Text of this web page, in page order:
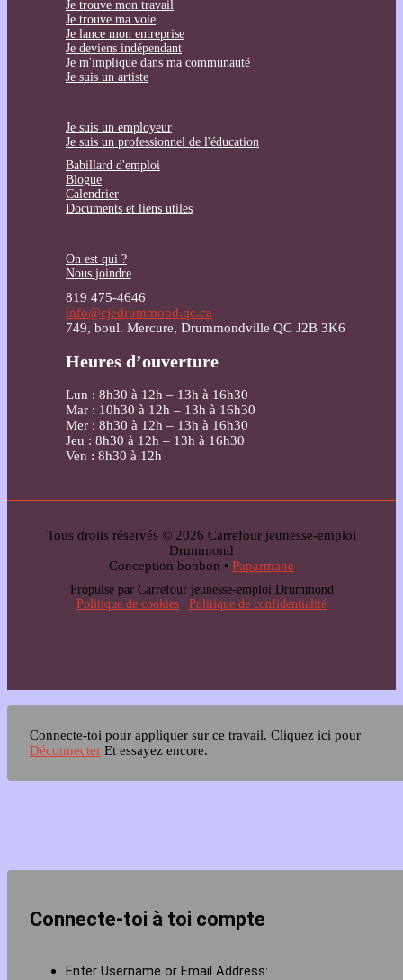
Je trouve mon travail
Je trouve ma voie
Je lance mon entreprise
Je deviens indépendant
Je m'implique dans ma communauté
Je suis un artiste
Je suis un employeur
Je suis un professionnel de l'éducation
Babillard d'emploi
Blogue
Calendrier
Documents et liens utiles
On est qui ?
Nous joindre
819 475-4646
info@cjedrummond.qc.ca
749, boul. Mercure, Drummondville QC J2B 3K6
Heures d’ouverture
Lun : 8h30 à 12h – 13h à 16h30
Mar : 10h30 à 12h – 13h à 16h30
Mer : 8h30 à 12h – 13h à 16h30
Jeu : 8h30 à 12h – 13h à 16h30
Ven : 8h30 à 12h
Tous droits réservés © 2026 Carrefour jeunesse-emploi
Drummond
Conception bonbon • Paparmane
Propulsé par Carrefour jeunesse-emploi Drummond
Politique de cookies | Politique de confidentialité
Connecte-toi pour appliquer sur ce travail. Cliquez ici pour
Déconnecter Et essayez encore.
Connecte-toi à toi compte
Enter Username or Email Address: